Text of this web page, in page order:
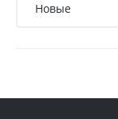
Новые